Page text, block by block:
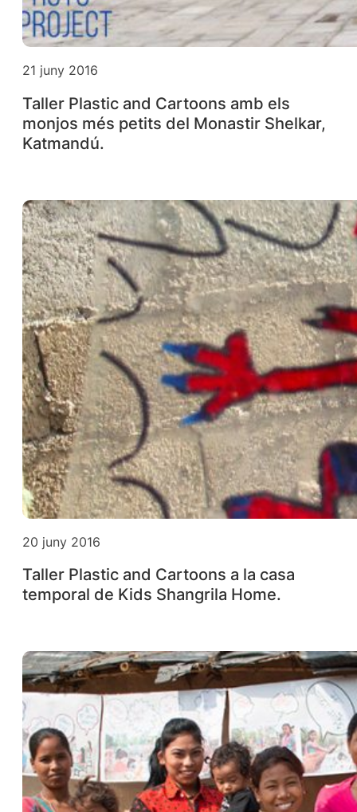
21 juny 2016
Taller Plastic and Cartoons amb els
monjos més petits del Monastir Shelkar,
Katmandú.
20 juny 2016
Taller Plastic and Cartoons a la casa
temporal de Kids Shangrila Home.